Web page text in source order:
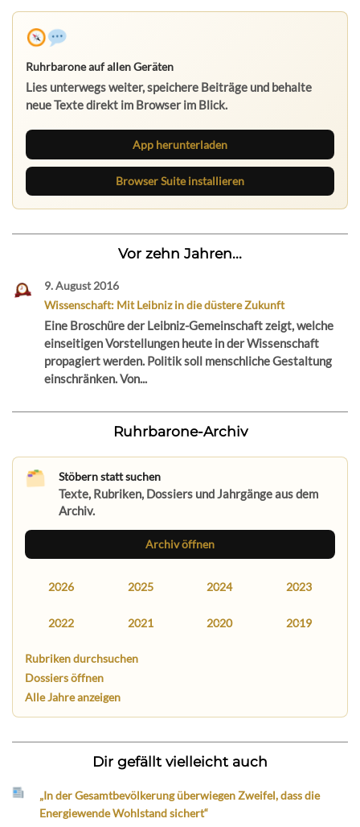
Ruhrbarone auf allen Geräten
Lies unterwegs weiter, speichere Beiträge und behalte
neue Texte direkt im Browser im Blick.
App herunterladen
Browser Suite installieren
Vor zehn Jahren...
9. August 2016
Wissenschaft: Mit Leibniz in die düstere Zukunft
Eine Broschüre der Leibniz-Gemeinschaft zeigt, welche
einseitigen Vorstellungen heute in der Wissenschaft
propagiert werden. Politik soll menschliche Gestaltung
einschränken. Von...
Ruhrbarone-Archiv
Stöbern statt suchen
Texte, Rubriken, Dossiers und Jahrgänge aus dem
Archiv.
Archiv öffnen
2026 2025 2024 2023
2022 2021 2020 2019
Rubriken durchsuchen
Dossiers öffnen
Alle Jahre anzeigen
Dir gefällt vielleicht auch
„In der Gesamtbevölkerung überwiegen Zweifel, dass die
Energiewende Wohlstand sichert“